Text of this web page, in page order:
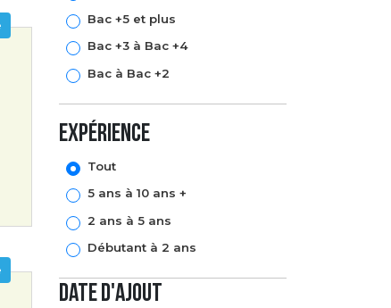
Bac +5 et plus
Bac +3 à Bac +4
Bac à Bac +2
expérience
Tout
5 ans à 10 ans +
2 ans à 5 ans
Débutant à 2 ans
Date d'ajout